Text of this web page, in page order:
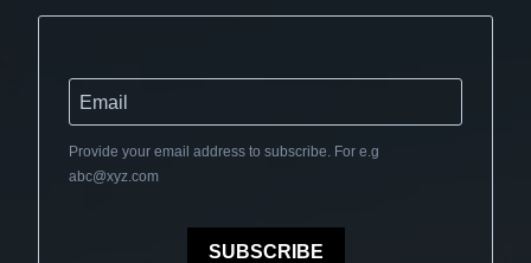
Provide your email address to subscribe. For e.g
abc@xyz.com
SUBSCRIBE